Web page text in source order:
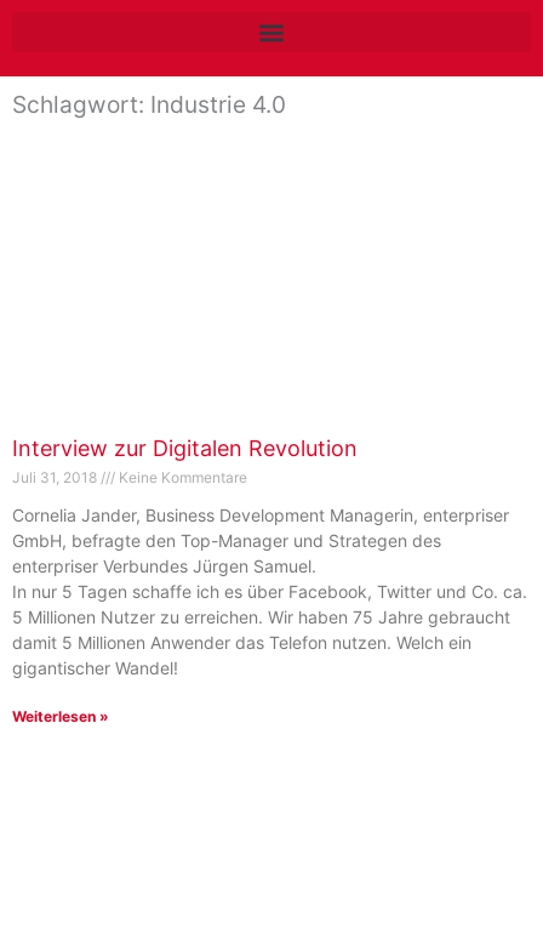
springen
Schlagwort: Industrie 4.0
Interview zur Digitalen Revolution
Juli 31, 2018 Keine Kommentare
Cornelia Jander, Business Development Managerin, enterpriser
GmbH, befragte den Top-Manager und Strategen des
enterpriser Verbundes Jürgen Samuel.
In nur 5 Tagen schaffe ich es über Facebook, Twitter und Co. ca.
5 Millionen Nutzer zu erreichen. Wir haben 75 Jahre gebraucht
damit 5 Millionen Anwender das Telefon nutzen. Welch ein
gigantischer Wandel!
Weiterlesen »